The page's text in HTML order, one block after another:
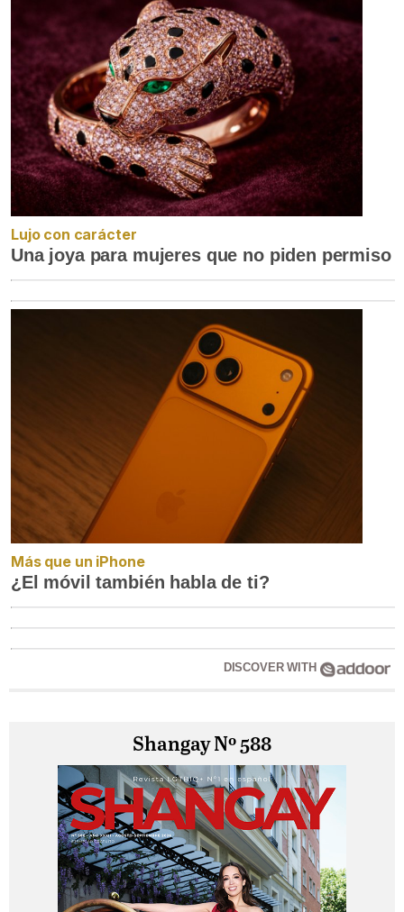
Lujo con carácter
Una joya para mujeres que no piden permiso
Más que un iPhone
¿El móvil también habla de ti?
DISCOVER WITH
Shangay Nº 588